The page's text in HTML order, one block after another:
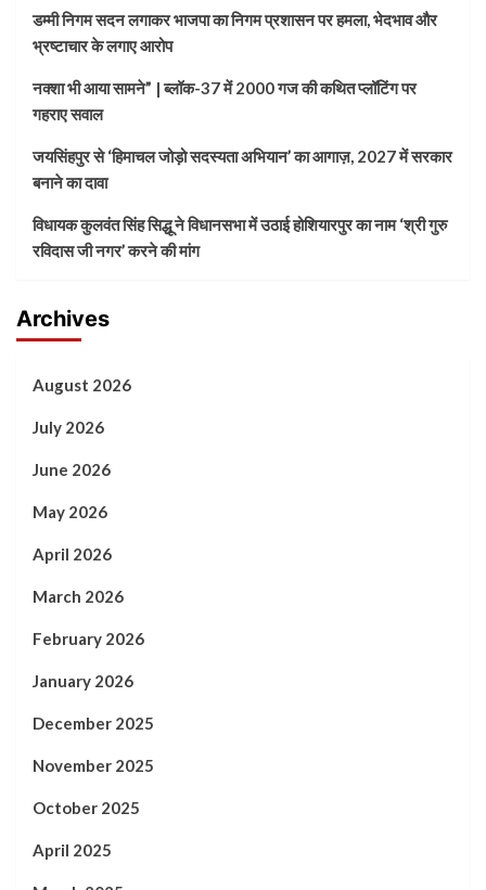
डम्मी निगम सदन लगाकर भाजपा का निगम प्रशासन पर हमला, भेदभाव और
भ्रष्टाचार के लगाए आरोप
नक्शा भी आया सामने” | ब्लॉक-37 में 2000 गज की कथित प्लॉटिंग पर
गहराए सवाल
जयसिंहपुर से ‘हिमाचल जोड़ो सदस्यता अभियान’ का आगाज़, 2027 में सरकार
बनाने का दावा
विधायक कुलवंत सिंह सिद्धू ने विधानसभा में उठाई होशियारपुर का नाम ‘श्री गुरु
रविदास जी नगर’ करने की मांग
Archives
August 2026
July 2026
June 2026
May 2026
April 2026
March 2026
February 2026
January 2026
December 2025
November 2025
October 2025
April 2025